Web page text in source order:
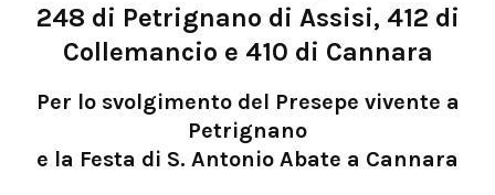
248 di Petrignano di Assisi, 412 di
Collemancio e 410 di Cannara
Per lo svolgimento del Presepe vivente a
Petrignano
e la Festa di S. Antonio Abate a Cannara